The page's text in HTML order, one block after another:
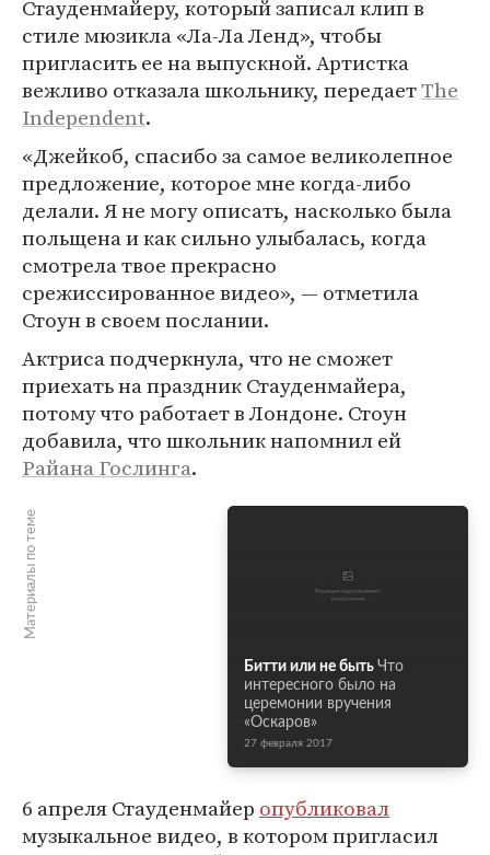
Стауденмайеру, который записал клип в
стиле мюзикла «Ла-Ла Ленд», чтобы
пригласить ее на выпускной. Артистка
вежливо отказала школьнику, передаетThe
Independent.
«Джейкоб, спасибо за самое великолепное
предложение, которое мне когда-либо
делали. Я не могу описать, насколько была
польщена и как сильно улыбалась, когда
смотрела твое прекрасно
срежиссированное видео», — отметила
Стоун в своем послании.
Актриса подчеркнула, что не сможет
приехать на праздник Стауденмайера,
потому что работает в Лондоне. Стоун
добавила, что школьник напомнил ей
Райана Гослинга.
Материалы по теме
Битти или не быть Что
интересного было на
церемонии вручения
«Оскаров»
27 февраля 2017
6 апреля Стауденмайер опубликовал
музыкальное видео, в котором пригласил